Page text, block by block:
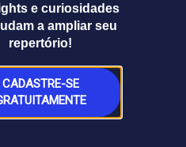
e curiosidades
a ampliar seu
repertório!
CADASTRE-SE
Broadcast+
O mercado
financeiro em
tempo real
Broadcast
Tudo sobre o
agronegócio
Broadcast
Broadcast
Empresas
Releases